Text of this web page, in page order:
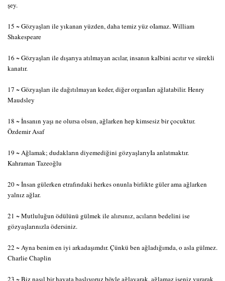
şey.
15 ~ Gözyaşları ile yıkanan yüzden, daha temiz yüz oIamaz. William
Shakespeare
16 ~ Gözyaşları ile dışarıya atılmayan acılar, insanın kalbini acıtır ve sürekli
kanatır.
17 ~ Gözyaşları ile dağıtılmayan keder, diğer organIarı ağlatabilir. Henry
Maudsley
18 ~ İnsanın yaşı ne olursa olsun, ağlarken hep kimsesiz bir çocuktur.
Özdemir Asaf
19 ~ Ağlamak; dudakların diyemediğini gözyaşlarıyIa anlatmaktır.
Kahraman Tazeoğlu
20 ~ İnsan gülerken etrafındaki herkes onunla birlikte güler ama ağlarken
yalnız ağlar.
21 ~ Mutluluğun ödülünü gülmek ile alırsınız, acıların bedelini ise
gözyaşlarınızla ödersiniz.
22 ~ Ayna benim en iyi arkadaşımdır. Çünkü ben ağladığımda, o asla gülmez.
Charlie Chaplin
23 ~ Biz nasıl bir hayata başlıyoruz böyle ağlayarak, ağlamaz iseniz vurarak